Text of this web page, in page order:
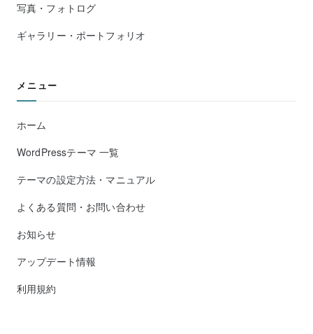
写真・フォトログ
ギャラリー・ポートフォリオ
メニュー
ホーム
WordPressテーマ 一覧
テーマの設定方法・マニュアル
よくある質問・お問い合わせ
お知らせ
アップデート情報
利用規約